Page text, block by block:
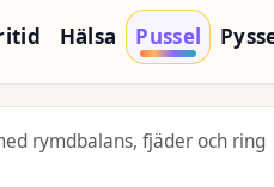
Hälsa Pussel
rymdbalans, fjäder och ring